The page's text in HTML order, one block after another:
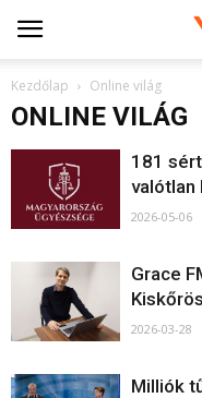
Kezdőlap Online világ
ONLINE VILÁG
181
valótlan
2026-05-06
Grace
2026-03-28
Milliók